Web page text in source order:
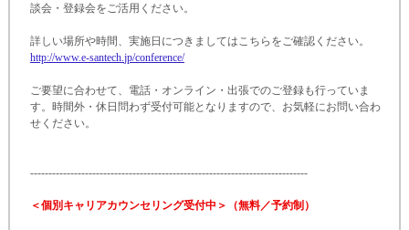
談会・登録会をご活用ください。
詳しい場所や時間、実施日につきましてはこちらをご確認ください。
http://www.e-santech. jp/conference/
ご要望に合わせて、電話・オンライン・出張でのご登録も行っていま
す。時間外・休日問わず受付可能となりますので、お気軽にお問い合わ
せください。
----------------------------------------------------------------------------
＜個別キャリアカウンセリング受付中＞（無料／予約制）